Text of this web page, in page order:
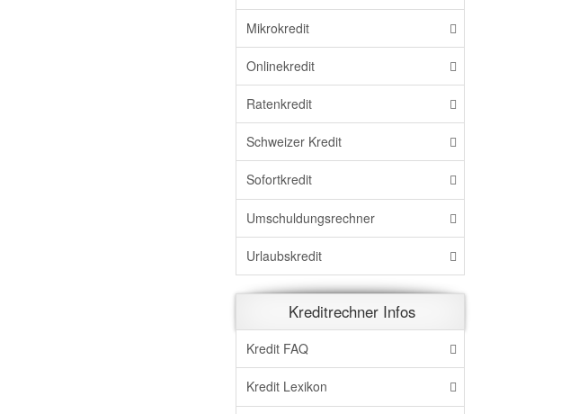
Mikrokredit
Onlinekredit
Ratenkredit
Schweizer Kredit
Sofortkredit
Umschuldungsrechner
Urlaubskredit
Kreditrechner Infos
Kredit FAQ
Kredit Lexikon